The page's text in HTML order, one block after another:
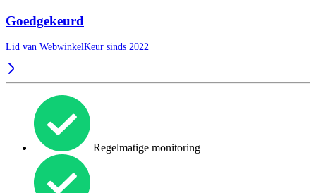
Goedgekeurd
Lid van WebwinkelKeur sinds 2022
Regelmatige monitoring